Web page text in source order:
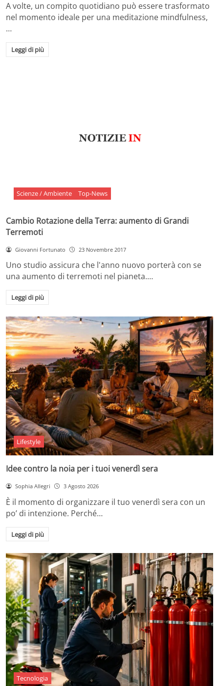
A volte, un compito quotidiano può essere trasformato
nel momento ideale per una meditazione mindfulness,
…
Leggi di più
Scienze / Ambiente Top-News
Cambio Rotazione della Terra: aumento di Grandi
Terremoti
Giovanni Fortunato 23 Novembre 2017
Uno studio assicura che l'anno nuovo porterà con se
una aumento di terremoti nel pianeta.…
Leggi di più
Lifestyle
Idee contro la noia per i tuoi venerdì sera
Sophia Allegri 3 Agosto 2026
È il momento di organizzare il tuo venerdì sera con un
po’ di intenzione. Perché…
Leggi di più
Tecnologia